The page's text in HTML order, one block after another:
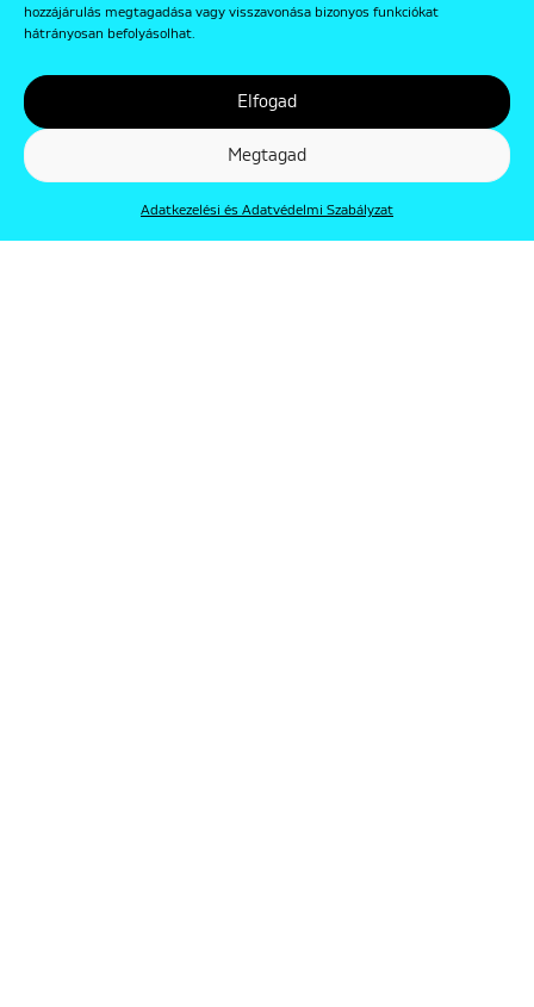
hozzájárulás megtagadása vagy visszavonása bizonyos funkciókat
hátrányosan befolyásolhat.
Elfogad
Megtagad
Adatkezelési és Adatvédelmi Szabályzat